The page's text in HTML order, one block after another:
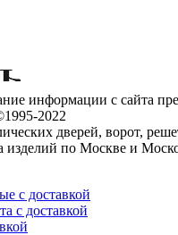
информации с сайта
2022
дверей, ворот,
изделий по Москве и
с доставкой
с доставкой